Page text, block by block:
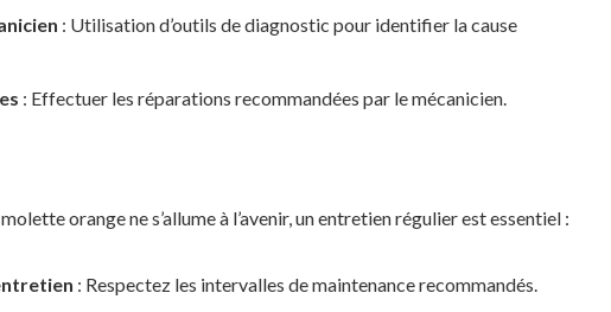
: Utilisation d’outils de diagnostic pour identifier la cause
: Effectuer les réparations recommandées par le mécanicien.
orange ne s’allume à l’avenir, un entretien régulier est essentiel :
: Respectez les intervalles de maintenance recommandés.